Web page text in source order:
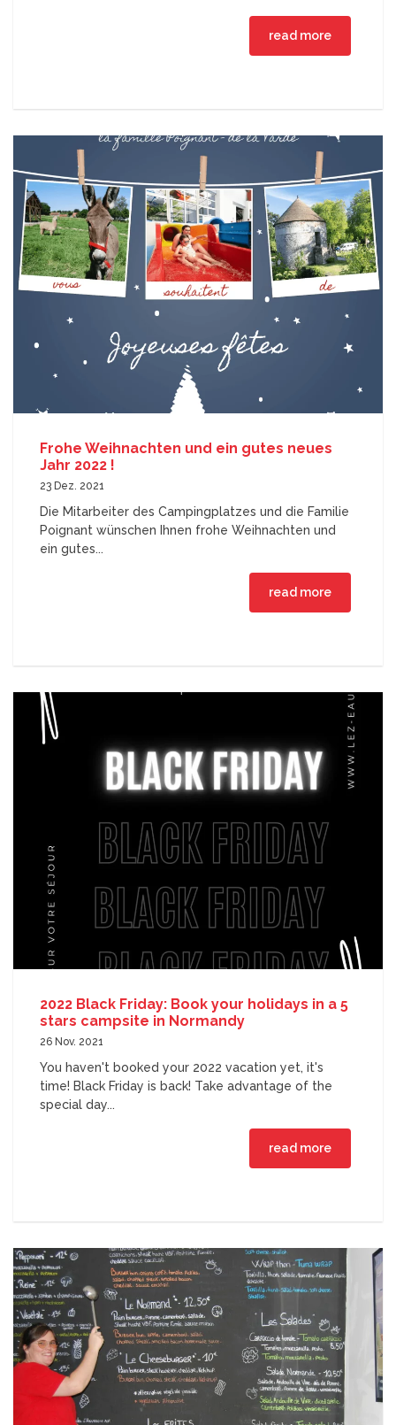
read more
Frohe Weihnachten und ein gutes neues
Jahr 2022 !
23 Dez. 2021
Die Mitarbeiter des Campingplatzes und die Familie
Poignant wünschen Ihnen frohe Weihnachten und
ein gutes...
read more
2022 Black Friday: Book your holidays in a 5
stars campsite in Normandy
26 Nov. 2021
You haven't booked your 2022 vacation yet, it's
time! Black Friday is back! Take advantage of the
special day...
read more